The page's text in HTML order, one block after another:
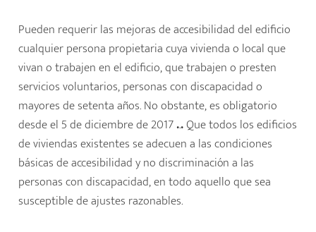
Pueden requerir las mejoras de accesibilidad del edificio
cualquier persona propietaria cuya vivienda o local que
vivan o trabajen en el edificio, que trabajen o presten
servicios voluntarios, personas con discapacidad o
mayores de setenta años. No obstante, es obligatorio
desde el 5 de diciembre de 2017...Que todos los edificios
de viviendas existentes se adecuen a las condiciones
básicas de accesibilidad y no discriminación a las
personas con discapacidad, en todo aquello que sea
susceptible de ajustes razonables.